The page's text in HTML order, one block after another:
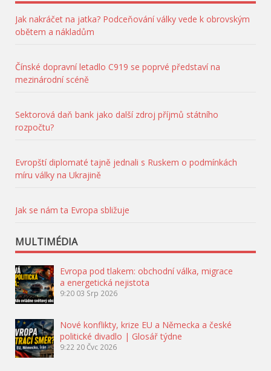
Jak nakráčet na jatka? Podceňování války vede k obrovským
obětem a nákladům
Čínské dopravní letadlo C919 se poprvé představí na
mezinárodní scéně
Sektorová daň bank jako další zdroj příjmů státního
rozpočtu?
Evropští diplomaté tajně jednali s Ruskem o podmínkách
míru války na Ukrajině
Jak se nám ta Evropa sbližuje
MULTIMÉDIA
Evropa pod tlakem: obchodní válka, migrace
a energetická nejistota
9:20 03 Srp 2026
Nové konflikty, krize EU a Německa a české
politické divadlo | Glosář týdne
9:22 20 Čvc 2026